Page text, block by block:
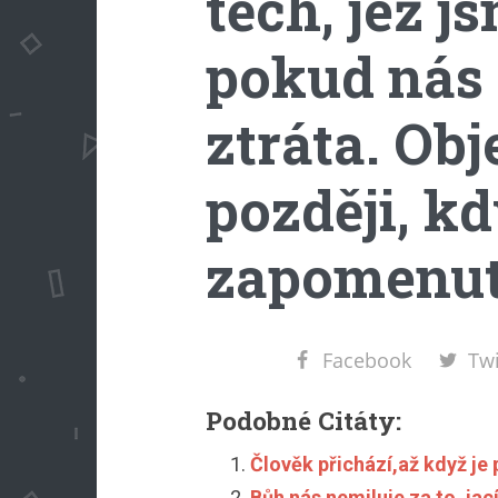
pokud
ztráta.
později,
Facebook
Podobné Citáty:
Člověk přichází,až když je